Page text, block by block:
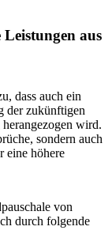
aus
dass auch ein
der zukünftigen
wird.
sondern auch
eine höhere
von
durch folgende